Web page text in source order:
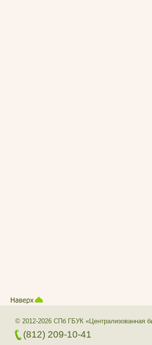
© 2012-2026 СПб ГБУК «Централизованная
(812) 209-10-41